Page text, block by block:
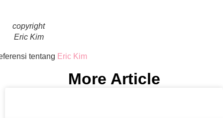
copyright
Eric Kim
tentang Eric Kim
More Article